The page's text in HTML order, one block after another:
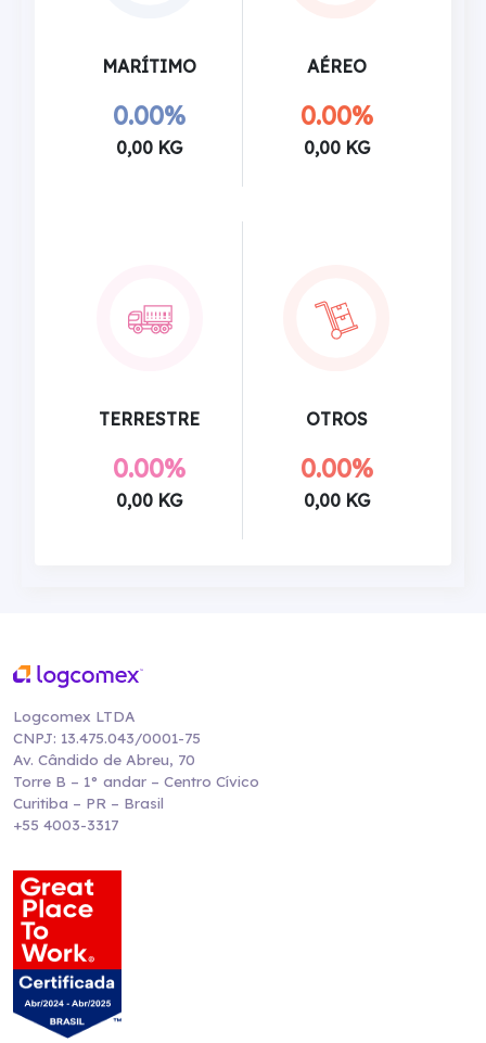
MARÍTIMO
0.00%
0,00 KG
AÉREO
0.00%
0,00 KG
TERRESTRE
0.00%
0,00 KG
OTROS
0.00%
0,00 KG
Logcomex LTDA
CNPJ: 13.475.043/0001-75
Av. Cândido de Abreu, 70
Torre B – 1° andar – Centro Cívico
Curitiba – PR – Brasil
+55 4003-3317